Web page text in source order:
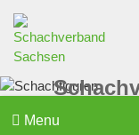
Menu